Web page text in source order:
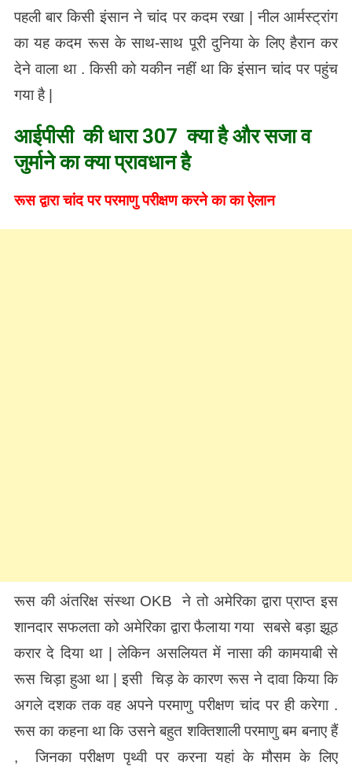
पहली बार किसी इंसान ने चांद पर कदम रखा | नील आर्मस्ट्रांग
का यह कदम रूस के साथ-साथ पूरी दुनिया के लिए हैरान कर
देने वाला था . किसी को यकीन नहीं था कि इंसान चांद पर पहुंच
गया है |
आईपीसी की धारा 307 क्या है और सजा व
जुर्माने का क्या प्रावधान है
रूस द्वारा चांद पर परमाणु परीक्षण करने का का ऐलान
रूस की अंतरिक्ष संस्था OKB ने तो अमेरिका द्वारा प्राप्त इस
शानदार सफलता को अमेरिका द्वारा फैलाया गया सबसे बड़ा झूठ
करार दे दिया था | लेकिन असलियत में नासा की कामयाबी से
रूस चिड़ा हुआ था | इसी चिड़ के कारण रूस ने दावा किया कि
अगले दशक तक वह अपने परमाणु परीक्षण चांद पर ही करेगा .
रूस का कहना था कि उसने बहुत शक्तिशाली परमाणु बम बनाए हैं
, जिनका परीक्षण पृथ्वी पर करना यहां के मौसम के लिए